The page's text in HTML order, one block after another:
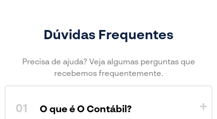
Dúvidas Frequentes
Precisa de ajuda? Veja algumas perguntas que
recebemos frequentemente.
01 O que é O Contábil?